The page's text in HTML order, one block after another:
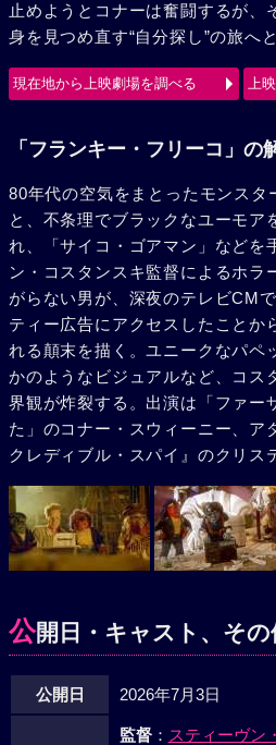
止めようとコナーは奮闘するが、
身を見つめ直す“自分探し”の旅へ
現在地から上映劇場を調べる 上
「フランキー・フリーコ」の
80年代の空気をまとったモンスタ
と、不条理でブラックなユーモア
れ、「サイコ・ゴアマン」などを
ン・コスタンスキ監督によるホラ
がらない男が、深夜のテレビCM
ティー広告にアクセスしたことか
れる顛末を描く。ユニークなパペ
かのようなビジュアルなど、コス
界観が炸裂する。出演は「ファー
た」のコナー・スウィーニー、ア
クレディブル・スパイ』のクリス
公開日・キャスト、その
公開日 2026年7月3日
監督： スティーヴン